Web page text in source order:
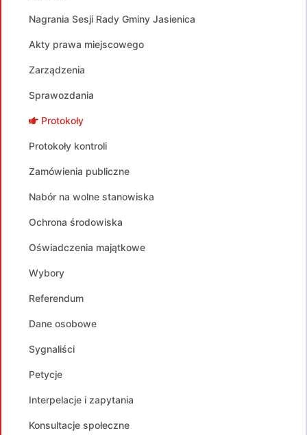
Nagrania Sesji Rady Gminy Jasienica
Akty prawa miejscowego
Zarządzenia
Sprawozdania
Protokoły
Protokoły kontroli
Zamówienia publiczne
Nabór na wolne stanowiska
Ochrona środowiska
Oświadczenia majątkowe
Wybory
Referendum
Dane osobowe
Sygnaliści
Petycje
Interpelacje i zapytania
Konsultacje społeczne